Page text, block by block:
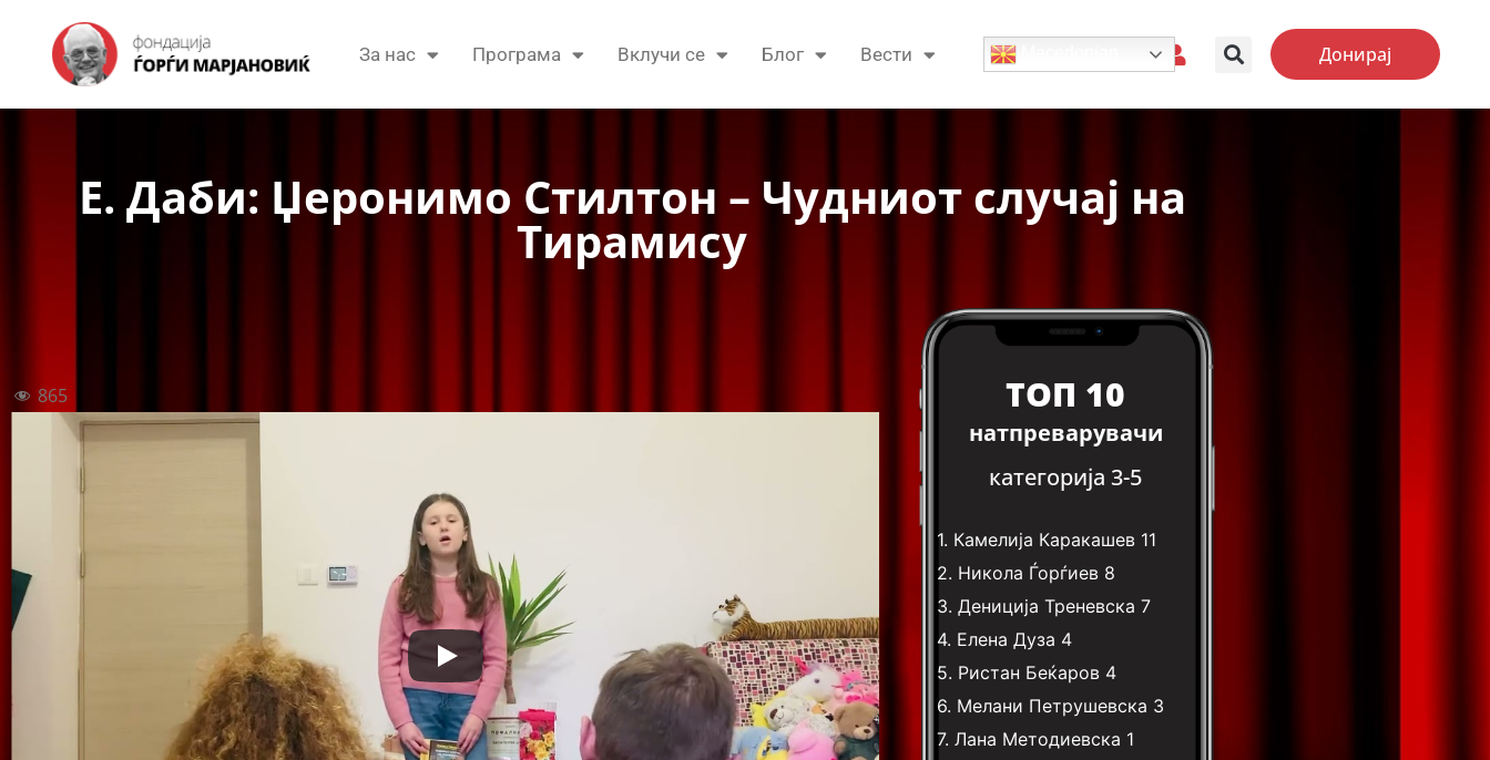
За нас Програма Вклучи се Блог Вести Донирај
Е. Даби: Џеронимо Стилтон – Чудниот случај на
Тирамису
865 ТОП 10
натпреварувачи
категорија 3-5
1. Камелија Каракашев 11
2. Никола Ѓорѓиев 8
3. Дениција Треневска 7
4. Елена Дуза 4
5. Ристан Беќаров 4
6. Мелани Петрушевска 3
7. Лана Методиевска 1